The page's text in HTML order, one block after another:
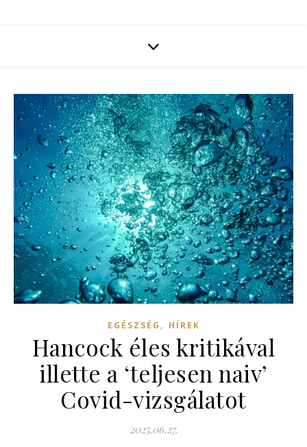
EGÉSZSÉG , HÍREK
Hancock éles kritikával
illette a ‘teljesen naiv’
Covid-vizsgálatot
2025.06.27.